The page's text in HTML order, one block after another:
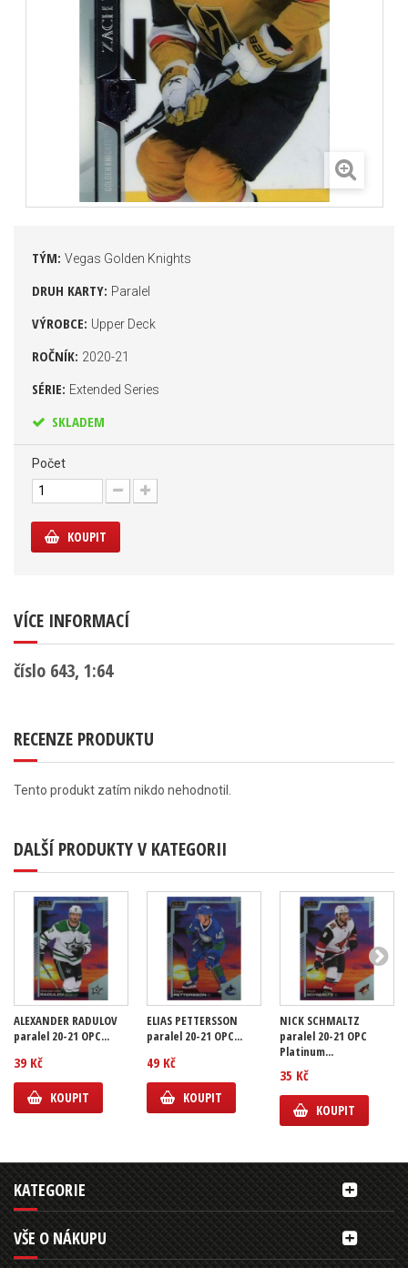
TÝM: Vegas Golden Knights
DRUH KARTY: Paralel
VÝROBCE: Upper Deck
ROČNÍK: 2020-21
SÉRIE: Extended Series
SKLADEM
Počet
KOUPIT
VÍCE INFORMACÍ
číslo 643, 1:64
RECENZE PRODUKTU
Tento produkt zatím nikdo nehodnotil.
DALŠÍ PRODUKTY V KATEGORII
ALEXANDER RADULOV
paralel 20-21 OPC...
39 Kč
KOUPIT
ELIAS PETTERSSON
paralel 20-21 OPC...
49 Kč
KOUPIT
NICK SCHMALTZ
paralel 20-21 OPC
Platinum...
35 Kč
KOUPIT
KATEGORIE
VŠE O NÁKUPU